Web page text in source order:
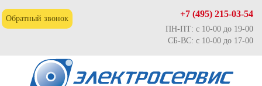
Обратный звонок +7 (495) 215-03-54
ПН-ПТ: с 10-00 до 19-00
СБ-ВС: с 10-00 до 17-00